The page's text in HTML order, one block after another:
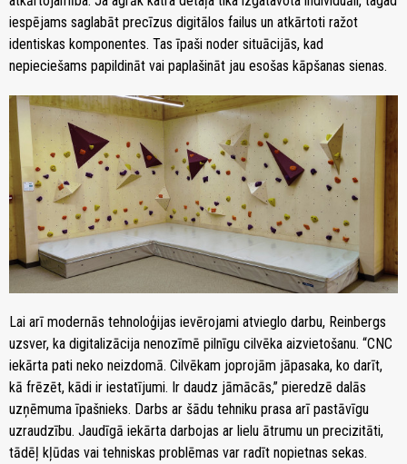
iespējams saglabāt precīzus digitālos failus un atkārtoti ražot
identiskas komponentes. Tas īpaši noder situācijās, kad
nepieciešams papildināt vai paplašināt jau esošas kāpšanas sienas.
Lai arī modernās tehnoloģijas ievērojami atvieglo darbu, Reinbergs
uzsver, ka digitalizācija nenozīmē pilnīgu cilvēka aizvietošanu. “CNC
iekārta pati neko neizdomā. Cilvēkam joprojām jāpasaka, ko darīt,
kā frēzēt, kādi ir iestatījumi. Ir daudz jāmācās,” pieredzē dalās
uzņēmuma īpašnieks. Darbs ar šādu tehniku prasa arī pastāvīgu
uzraudzību. Jaudīgā iekārta darbojas ar lielu ātrumu un precizitāti,
tādēļ kļūdas vai tehniskas problēmas var radīt nopietnas sekas.